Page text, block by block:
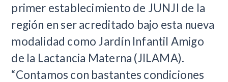
primer establecimiento de JUNJI de la
región en ser acreditado bajo esta nueva
modalidad como Jardín Infantil Amigo
de la Lactancia Materna (JILAMA).
“Contamos con bastantes condiciones